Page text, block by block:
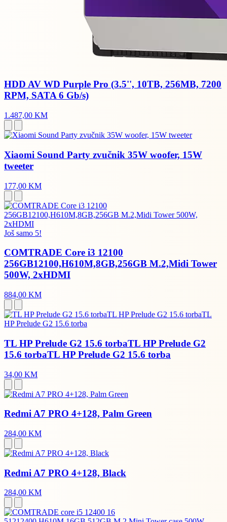
HDD AV WD Purple Pro (3.5'', 10TB, 256MB, 7200
RPM, SATA 6 Gb/s)
1.487,00 KM
Xiaomi Sound Party zvučnik 35W woofer, 15W
tweeter
177,00 KM
Još samo 5!
COMTRADE Core i3 12100
256GB12100,H610M,8GB,256GB M.2,Midi Tower
500W, 2xHDMI
884,00 KM
TL HP Prelude G2 15.6 torbaTL HP Prelude G2
15.6 torbaTL HP Prelude G2 15.6 torba
34,00 KM
Redmi A7 PRO 4+128, Palm Green
284,00 KM
Redmi A7 PRO 4+128, Black
284,00 KM